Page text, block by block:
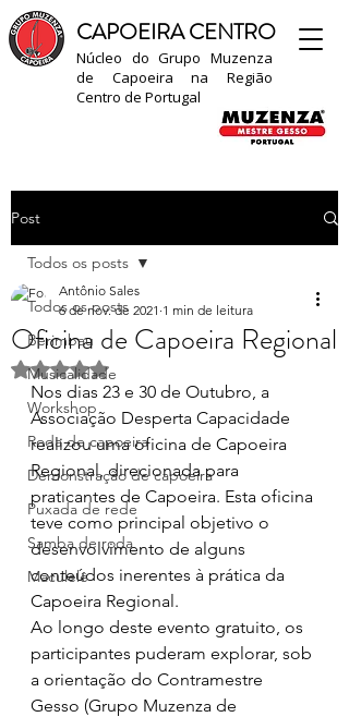
Núcleo do Grupo Muzenza
de Capoeira na Região
Centro de Portugal​
CAPOEIRA CENTRO
Post
Todos os posts
Berimbau
Musicalidade
Workshop
Roda de capoeira
Demonstração de capoeira
Puxada de rede
Samba de roda
Maculelê
Todos os posts
Oficina de Capoeira Regional
Antônio Sales
6 de nov. de 2021 1 min de leitura
Avaliado com NaN de 5 estrelas.
Nos dias 23 e 30 de Outubro, a
Associação Desperta Capacidade
realizou uma oficina de Capoeira
Regional, direcionada para
praticantes de Capoeira. Esta oficina
teve como principal objetivo o
desenvolvimento de alguns
conteúdos inerentes à prática da
Capoeira Regional.
Ao longo deste evento gratuito, os
participantes puderam explorar, sob
a orientação do Contramestre
Gesso (Grupo Muzenza de